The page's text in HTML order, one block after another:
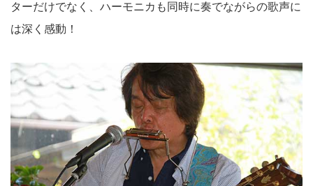
ターだけでなく、ハーモニカも同時に奏でながらの歌声に
は深く感動！